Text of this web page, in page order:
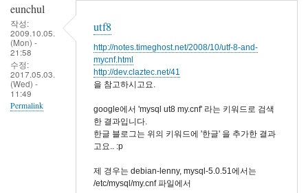
eunchul
작성:
2009.10.05.
(Mon) -
21:58
수정:
2017.05.03.
(Wed) -
11:49
Permalink
utf8
http://notes.timeghost.net/2008/10/utf-8-and-
mycnf.html
http://dev.claztec.net/41
을 참고하시고요.
google에서 'mysql ut8 my.cnf' 라는 키워드로 검색
한 결과입니다.
한글 블로그는 위의 키워드에 '한글' 을 추가한 결과
고요.. :p
제 경우는 debian-lenny, mysql-5.0.51에서는
/etc/mysql/my.cnf 파일에서